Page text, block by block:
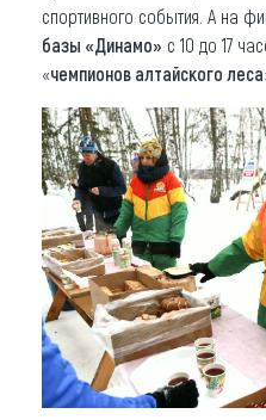
спортивного события. А на
базы «Динамо» с 10 до 17
«чемпионов алтайского леса